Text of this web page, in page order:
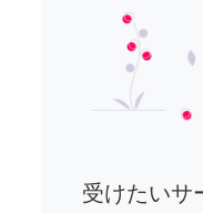
受けたいサ